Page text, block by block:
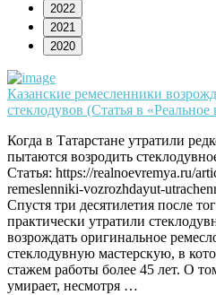
2022
2021
2020
Казанские ремесленники
стеклодувов (Статья в «Реальное
Когда в Татарстане утратили
пытаются возродить
Статья: https://realnoevremya.ru/
remeslenniki-vozrozhdayut-
Спустя три десятилетия после
практически утратили
возрождать оригинальное
стеклодувную мастерскую, в
стажем работы более 45 лет. О
умирает, несмотря …